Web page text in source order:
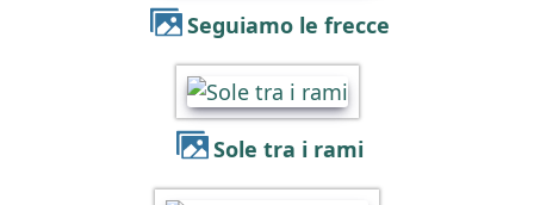
Seguiamo le frecce
Sole tra i rami